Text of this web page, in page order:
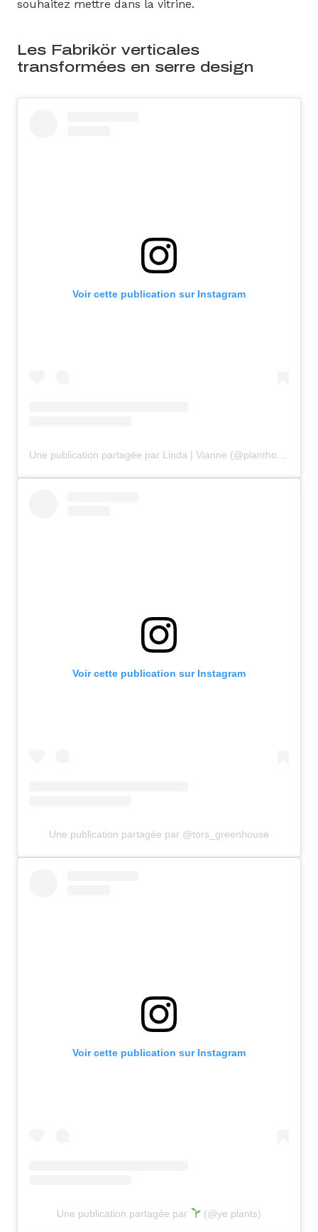
souhaitez mettre dans la vitrine.
Les Fabrikör verticales
transformées en serre design
Voir cette publication sur Instagram
Voir cette publication sur Instagram
Une publication partagée par @tors_greenhouse
Voir cette publication sur Instagram
Une publication partagée par (@ye.plants)